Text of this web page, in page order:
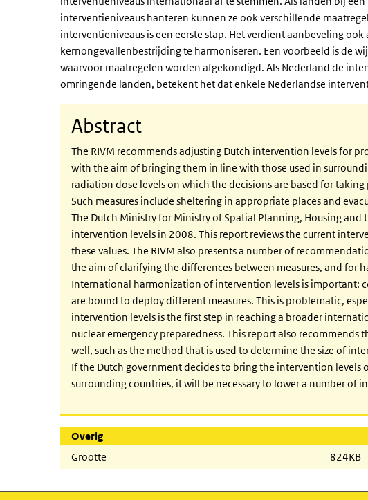
interventieniveaus hanteren kunnen ze ook verschillende
interventieniveaus is een eerste stap. Het verdient aanbeveling
kernongevallenbestrijding te harmoniseren. Een voorbeeld is de
waarvoor maatregelen worden afgekondigd. Als Nederland de
omringende landen, betekent het dat enkele Nederlandse
Abstract
The RIVM recommends adjusting Dutch intervention levels for
with the aim of bringing them in line with those used in
radiation dose levels on which the decisions are based for
Such measures include sheltering in appropriate places and
The Dutch Ministry for Ministry of Spatial Planning, Housing
intervention levels in 2008. This report reviews the current
these values. The RIVM also presents a number of
the aim of clarifying the differences between measures, and for
International harmonization of intervention levels is important:
are bound to deploy different measures. This is problematic,
intervention levels is the first step in reaching a broader
nuclear emergency preparedness. This report also recommends
well, such as the method that is used to determine the size of
If the Dutch government decides to bring the intervention
surrounding countries, it will be necessary to lower a number of
Overig
Grootte
824KB